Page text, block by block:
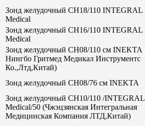
Зонд желудочный СН18/110 INTEGRAL
Medical
Зонд желудочный СН16/110 INTEGRAL
Medical
Зонд желудочный СН08/110 см INEKTA
Нингбо Гритмед Медикал Инструментс
Ко.,Лтд,Китай)
Зонд желудочный СН08/76 см INEKTA
Зонд желудочный СН10/110 /INTEGRAL
Medical/50 (Чжэцзянская Интегральная
Медицинская Компания ЛТД,Китай)